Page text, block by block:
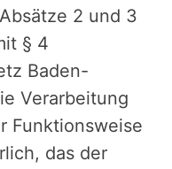
2 und 3
§ 4
Baden-
Verarbeitung
Funktionsweise
das der